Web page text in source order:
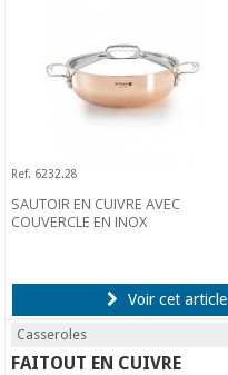
Ref. 6232.28
SAUTOIR EN CUIVRE AVEC
COUVERCLE EN INOX
Voir cet article
Casseroles
FAITOUT EN CUIVRE